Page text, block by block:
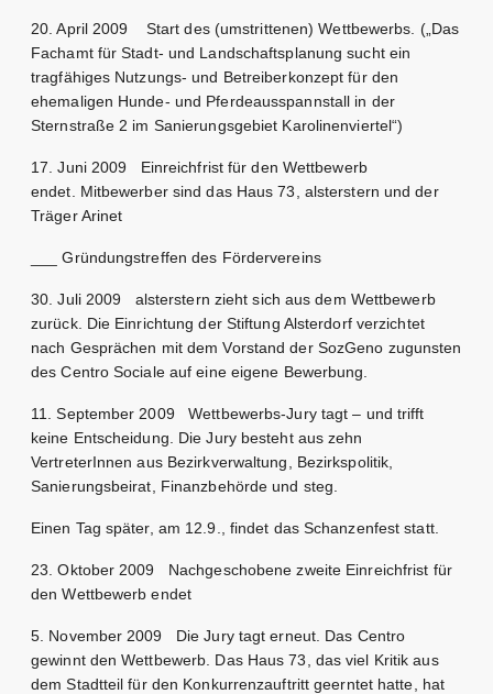
20. April 2009 Start des (umstrittenen) Wettbewerbs. („Das
Fachamt für Stadt- und Landschaftsplanung sucht ein
tragfähiges Nutzungs- und Betreiberkonzept für den
ehemaligen Hunde- und Pferdeausspannstall in der
Sternstraße 2 im Sanierungsgebiet Karolinenviertel“)
17. Juni 2009 Einreichfrist für den Wettbewerb
endet. Mitbewerber sind das Haus 73, alsterstern und der
Träger Arinet
___ Gründungstreffen des Fördervereins
30. Juli 2009 alsterstern zieht sich aus dem Wettbewerb
zurück. Die Einrichtung der Stiftung Alsterdorf verzichtet
nach Gesprächen mit dem Vorstand der SozGeno zugunsten
des Centro Sociale auf eine eigene Bewerbung.
11. September 2009 Wettbewerbs-Jury tagt – und trifft
keine Entscheidung. Die Jury besteht aus zehn
VertreterInnen aus Bezirkverwaltung, Bezirkspolitik,
Sanierungsbeirat, Finanzbehörde und steg.
Einen Tag später, am 12.9., findet das Schanzenfest statt.
23. Oktober 2009 Nachgeschobene zweite Einreichfrist für
den Wettbewerb endet
5. November 2009 Die Jury tagt erneut. Das Centro
gewinnt den Wettbewerb. Das Haus 73, das viel Kritik aus
dem Stadtteil für den Konkurrenzauftritt geerntet hatte, hat